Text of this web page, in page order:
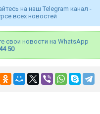
на наш Telegram канал -
всех новостей
свои новости на WhatsApp
50